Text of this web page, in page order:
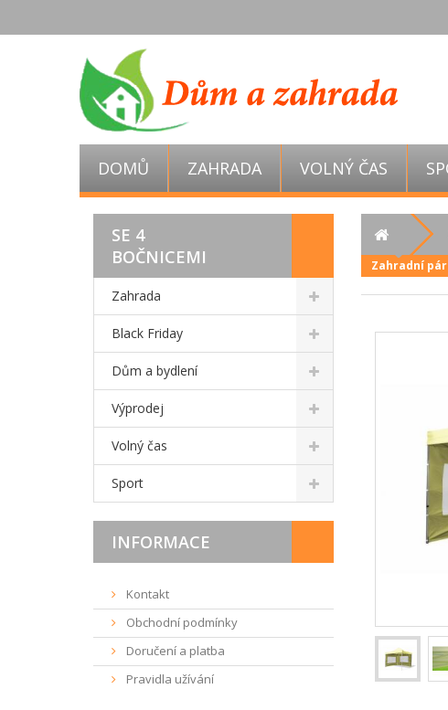
DOMŮ ZAHRADA VOLNÝ ČAS
SE 4
BOČNICEMI
Zahrada
Black Friday
Dům a bydlení
Výprodej
Volný čas
Sport
INFORMACE
Kontakt
Obchodní podmínky
Doručení a platba
Pravidla užívání
Zahradní